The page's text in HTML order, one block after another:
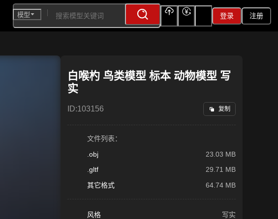
模型
登录 注册
白喉杓 鸟类模型 标本 动物模型 写
实
ID:103156 复制
文件列表：
.obj
23.03 MB
.gltf
29.71 MB
其它格式
64.74 MB
风格
写实